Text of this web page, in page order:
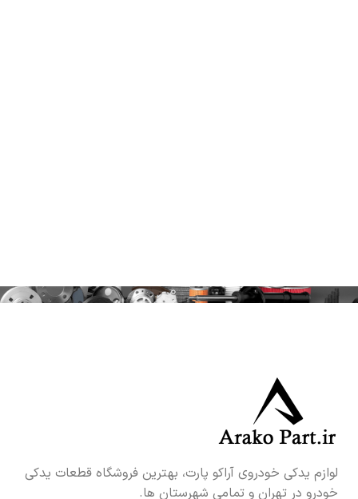
لوازم یدکی خودروی آراکو پارت، بهترین فروشگاه قطعات یدکی
خودرو در تهران و تمامی شهرستان ها.